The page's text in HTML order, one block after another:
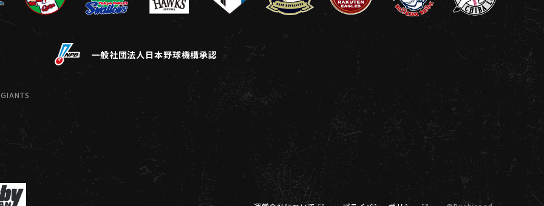
一般社団法人日本野球機構承認